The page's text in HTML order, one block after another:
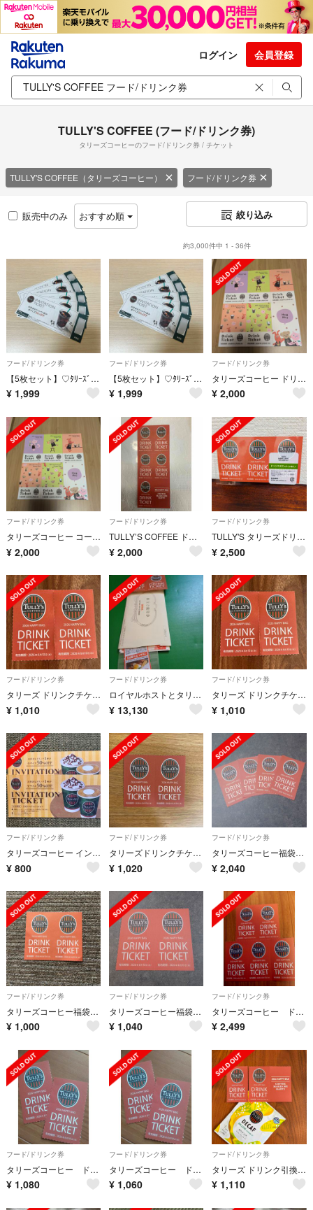
ログイン 会員登録
TULLY'S COFFEE (フード/ドリンク券)
タリーズコーヒーのフード/ドリンク券 / チケット
TULLY'S COFFEE（タリーズコーヒー） フード/ドリンク券
販売中のみ おすすめ順 絞り込み
約3,000件中 1 - 36件
フード/ドリンク券
【5枚セット】♡ﾀﾘｰｽﾞｺｰﾋｰ半額ﾁｹｯﾄ♡
¥ 1,999
フード/ドリンク券
【5枚セット】♡ﾀﾘｰｽﾞｺｰﾋｰ半額ﾁｹｯﾄ♡
¥ 1,999
フード/ドリンク券
タリーズコーヒー ドリンクチケット５枚
¥ 2,000
フード/ドリンク券
タリーズコーヒー コーヒーチケット５枚
¥ 2,000
フード/ドリンク券
TULLY’S COFFEE ドリンクチケット5枚
¥ 2,000
フード/ドリンク券
TULLY'S タリーズドリンクチケット ６枚セット
¥ 2,500
フード/ドリンク券
タリーズ ドリンクチケット 2枚
¥ 1,010
フード/ドリンク券
ロイヤルホストとタリーズコーヒー
¥ 13,130
フード/ドリンク券
タリーズ ドリンクチケット 2枚
¥ 1,010
フード/ドリンク券
タリーズコーヒー インビテーションチケット 2枚
¥ 800
フード/ドリンク券
タリーズドリンクチケット2枚
¥ 1,020
フード/ドリンク券
タリーズコーヒー福袋2026 ドリンクチケット4枚
¥ 2,040
フード/ドリンク券
タリーズコーヒー福袋ドリンクチケット2枚2026
¥ 1,000
フード/ドリンク券
タリーズコーヒー福袋2026 ドリンクチケット2枚
¥ 1,040
フード/ドリンク券
タリーズコーヒー ドリンクチケット５枚
¥ 2,499
フード/ドリンク券
タリーズコーヒー ドリンクチケット２枚
¥ 1,080
フード/ドリンク券
タリーズコーヒー ドリンクチケット２枚
¥ 1,060
フード/ドリンク券
タリーズ ドリンク引換券 2枚 &ドリップコーヒー
¥ 1,110